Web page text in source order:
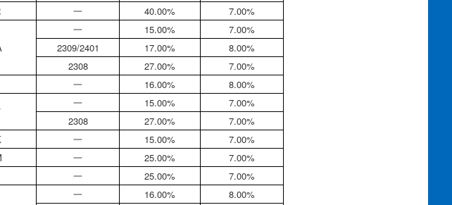
一 40.00% 7.00%
一 15.00%
7.00%
2309/2401
17.00%
8.00%
2308
27.00%
7.00%
一 16.00% 8.00%
一 15.00%
7.00%
2308
27.00%
7.00%
一 15.00%
7.00%
一 25.00%
7.00%
一 25.00% 7.00%
一 16.00%
8.00%